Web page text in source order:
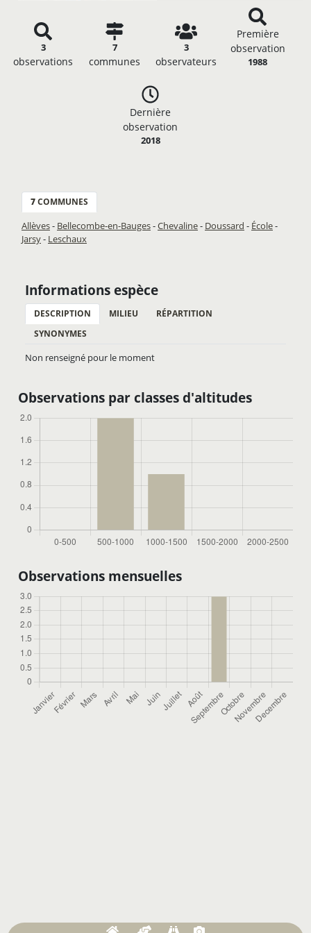
3
observations
7
communes
3
observateurs
Première
observation
1988
Dernière
observation
2018
7COMMUNES
Allèves- Bellecombe-en-Bauges-Chevaline- Doussard - École-
Jarsy- Leschaux
Informations espèce
DESCRIPTION MILIEU
RÉPARTITION
SYNONYMES
Non renseigné pour le moment
Observations par classes d'altitudes
Observations mensuelles